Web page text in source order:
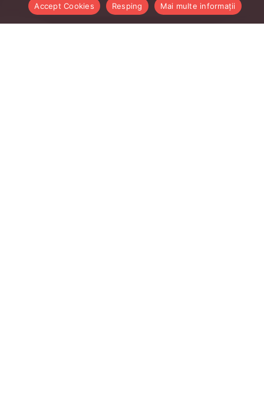
Accept Cookies
Resping Mai multe informații